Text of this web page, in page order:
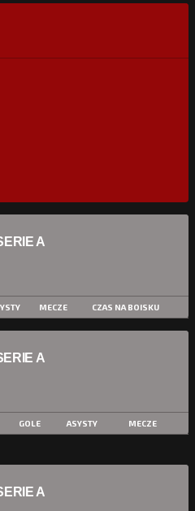
A
MECZE CZAS NA BOISKU
A
GOLE ASYSTY MECZE
A